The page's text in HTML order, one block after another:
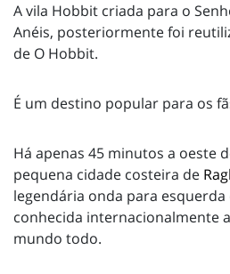
A vila Hobbit criada para o
Anéis, posteriormente foi
de O Hobbit.
É um destino popular para os
Há apenas 45 minutos a oeste
pequena cidade costeira de
legendária onda para esquerda
conhecida internacionalmente
mundo todo.